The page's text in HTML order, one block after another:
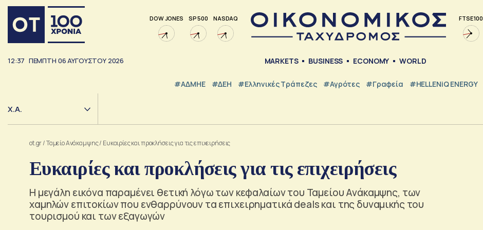
DOW JONES SP 500 NASDAQ FTSE 100
12:37 ΠΕΜΠΤΗ 06ΑΥΓΟΥΣΤΟΥ 2026 MARKETS BUSINESS ECONOMY WORLD
#ΑΔΜΗΕ #ΔΕΗ #ελληνικές Τράπεζες #Αγρότες #Γραφεία #HELLENiQ ENERGY
Χ.Α.
ot.gr/Ταμείο Ανάκαμψης/ Ευκαιρίες και προκλήσεις για τις επιχειρήσεις
Ευκαιρίες και προκλήσεις για τις επιχειρήσεις
Η μεγάλη εικόνα παραμένει θετική λόγω των κεφαλαίων του Ταμείου Ανάκαμψης, των
χαμηλών επιτοκίων που ενθαρρύνουν τα επιχειρηματικά deals και της δυναμικής του
τουρισμού και των εξαγωγών